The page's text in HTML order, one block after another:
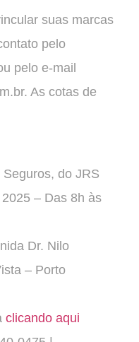
suas marcas
pelo
pelo e-mail
As cotas de
do JRS
– Das 8h às
Dr. Nilo
– Porto
clicando aqui